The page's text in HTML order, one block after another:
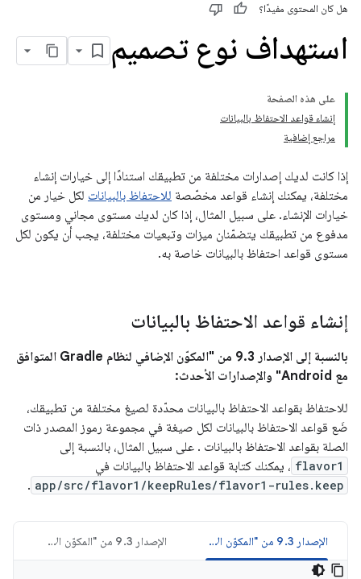
هل كان المحتوى مفيدًا؟
استهداف نوع تصميم
على هذه الصفحة
إنشاء قواعد الاحتفاظ بالبيانات
مراجع إضافية
إذا كانت لديك إصدارات مختلفة من تطبيقك استنادًا إلى خيارات إنشاء
مختلفة، يمكنك إنشاء قواعد مخصّصة للاحتفاظ بالبيانات لكل خيار من
خيارات الإنشاء. على سبيل المثال، إذا كان لديك مستوى مجاني ومستوى
مدفوع من تطبيقك يتضمّنان ميزات وتبعيات مختلفة، يجب أن يكون لكل
مستوى قواعد احتفاظ بالبيانات خاصة به.
إنشاء قواعد الاحتفاظ بالبيانات
بالنسبة إلى الإصدار 9.3 من "المكوّن الإضافي لنظام Gradle المتوافق
مع Android" والإصدارات الأحدث:
للاحتفاظ بقواعد الاحتفاظ بالبيانات محدّدة لصيغ مختلفة من تطبيقك،
ضَع قواعد الاحتفاظ بالبيانات لكل صيغة في مجموعة رموز المصدر ذات
الصلة بقواعد الاحتفاظ بالبيانات . على سبيل المثال، بالنسبة إلى
flavor1 ، يمكنك كتابة قواعد الاحتفاظ بالبيانات في
app/src/flavor1/keepRules/flavor1-rules.keep
.
الإصدار 9.3 من "المكوّن الإضافي لنظام Gradle المتوافق مع Android" والإصدارات الأحدث (Kotlin) الإصدار 9.3 من "المكوّن الإضافي لنظام Gradle المتوافق مع Android" والإصدارات الأحدث (Groovy)